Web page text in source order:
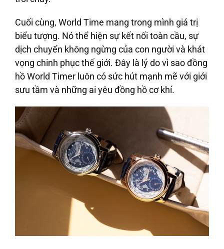
Cuối cùng, World Time mang trong mình giá trị
biểu tượng. Nó thể hiện sự kết nối toàn cầu, sự
dịch chuyển không ngừng của con người và khát
vọng chinh phục thế giới. Đây là lý do vì sao đồng
hồ World Timer luôn có sức hút mạnh mẽ với giới
sưu tầm và những ai yêu đồng hồ cơ khí.